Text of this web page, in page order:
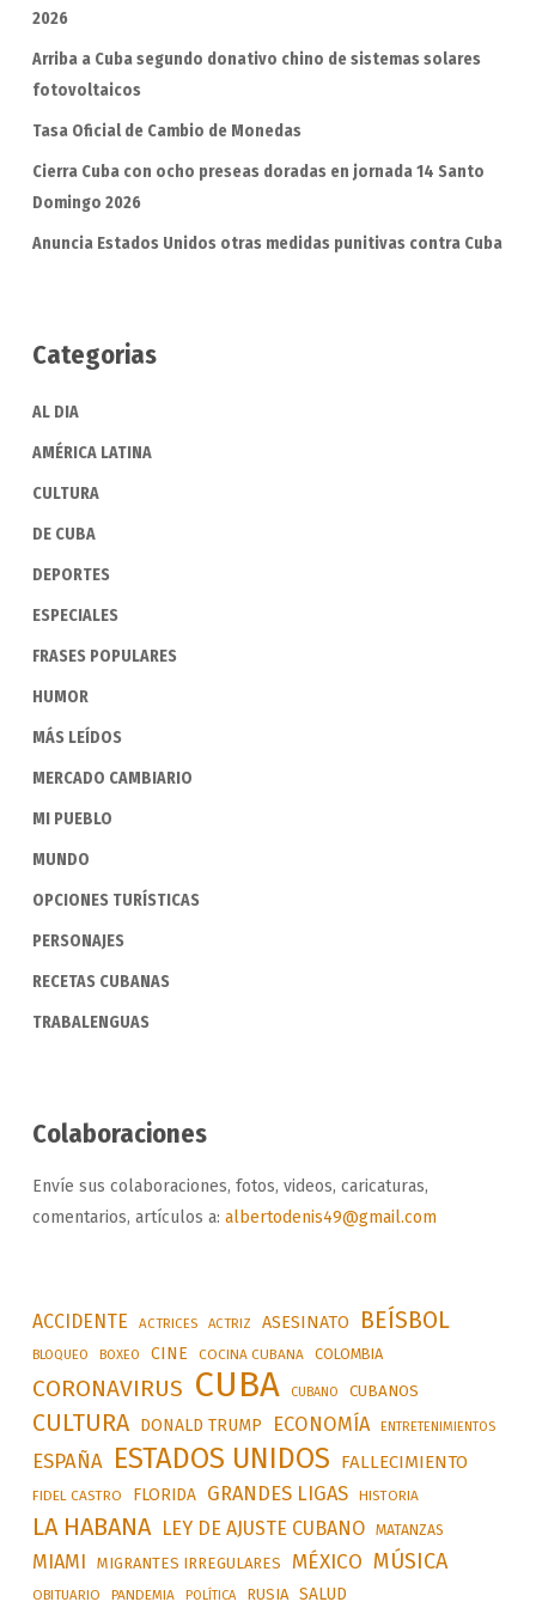
2026
Arriba a Cuba segundo donativo chino de sistemas solares
fotovoltaicos
Tasa Oficial de Cambio de Monedas
Cierra Cuba con ocho preseas doradas en jornada 14 Santo
Domingo 2026
Anuncia Estados Unidos otras medidas punitivas contra Cuba
Categorias
AL DIA
AMÉRICA LATINA
CULTURA
DE CUBA
DEPORTES
ESPECIALES
FRASES POPULARES
HUMOR
MÁS LEÍDOS
MERCADO CAMBIARIO
MI PUEBLO
MUNDO
OPCIONES TURÍSTICAS
PERSONAJES
RECETAS CUBANAS
TRABALENGUAS
Colaboraciones
Envíe sus colaboraciones, fotos, videos, caricaturas,
comentarios, artículos a: albertodenis49@gmail.com
ACCIDENTE ACTRICES ACTRIZ ASESINATO BEÍSBOL
BLOQUEO BOXEO CINE COCINA CUBANA COLOMBIA
CORONAVIRUS CUBA CUBANO CUBANOS
CULTURA DONALD TRUMP ECONOMÍA ENTRETENIMIENTOS
ESPAÑA ESTADOS UNIDOS FALLECIMIENTO
FIDEL CASTRO FLORIDA GRANDES LIGAS HISTORIA
LA HABANA LEY DE AJUSTE CUBANO MATANZAS
MIAMI MIGRANTES IRREGULARES MÉXICO MÚSICA
OBITUARIO PANDEMIA POLÍTICA RUSIA SALUD